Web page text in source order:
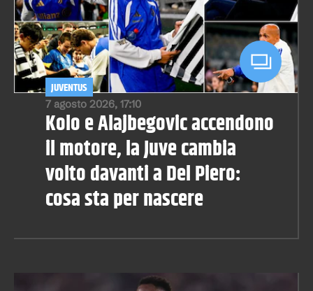
7 agosto 2026, 17:10
JUVENTUS
Kolo e Alajbegovic accendono
il motore, la Juve cambia
volto davanti a Del Piero:
cosa sta per nascere